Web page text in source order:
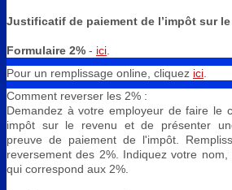
Justificatif de paiement de l’impôt sur
Formulaire 2% - ici.
Pour un remplissage online, cliquez ici
Comment reverser les 2% :
Demandez à votre employeur de faire le
impôt sur le revenu et de présenter
preuve de paiement de l'impôt.
reversement des 2%. Indiquez votre
qui correspond aux 2%.